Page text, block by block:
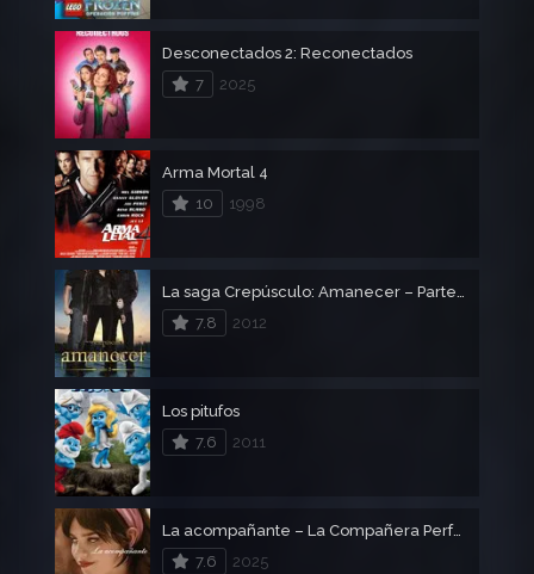
Desconectados 2: Reconectados
7
2025
Arma Mortal 4
10
1998
La saga Crepúsculo: Amanecer – Parte 2
7.8
2012
Los pitufos
7.6
2011
La acompañante – La Compañera Perfecta
7.6
2025